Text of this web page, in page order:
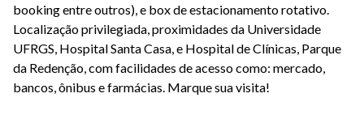
booking entre outros), e box de estacionamento rotativo.
Localização privilegiada, proximidades da Universidade
UFRGS, Hospital Santa Casa, e Hospital de Clínicas, Parque
da Redenção, com facilidades de acesso como: mercado,
bancos, ônibus e farmácias. Marque sua visita!